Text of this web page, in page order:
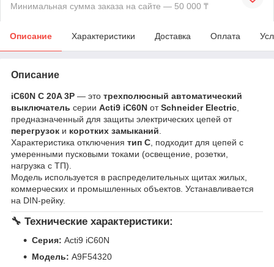
Минимальная сумма заказа на сайте — 50 000 ₸
Описание Характеристики Доставка Оплата
Описание
iC60N C 20A 3P — это трехполюсный автоматический
выключатель серии Acti9 iC60N отSchneider Electric
предназначенный для защиты электрических цепей от
перегрузок и коротких замыканий
Характеристика отключения тип C , подходит для цепей с
умеренными пусковыми токами (освещение, розетки,
нагрузка с ТП).
Модель используется в распределительных щитах жилых,
коммерческих и промышленных объектов. Устанавливается
на DIN-рейку.
🔧 Технические характеристики:
Серия: Acti9 iC60N
Модель: A9F54320